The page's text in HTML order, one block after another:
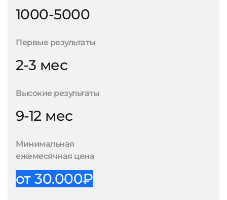
1000-5000
Первые результаты
2-3 мес
Высокие результаты
9-12 мес
Минимальная
ежемесячная цена
от 30.000₽